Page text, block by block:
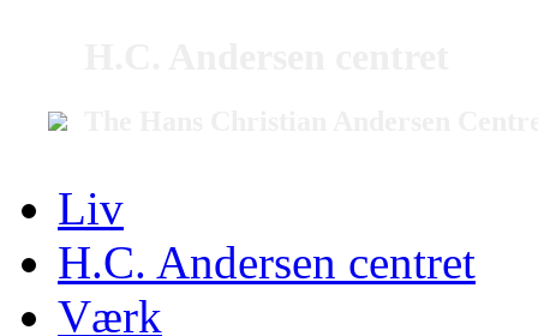
Liv
H.C. Andersen centret
Værk